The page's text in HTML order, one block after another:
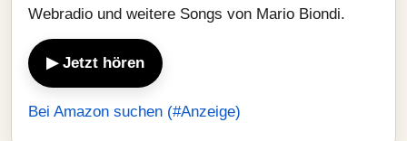
Webradio und weitere Songs von Mario Biondi.
▶ Jetzt hören
Bei Amazon suchen (#Anzeige)